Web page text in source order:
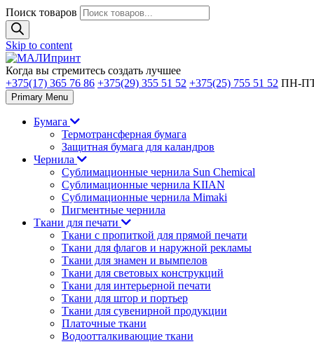
Поиск товаров
Skip to content
Когда вы стремитесь создать лучшее
+375(17) 365 76 86 +375(29) 355 51 52 +375(25) 755 51 52 ПН-ПТ
Primary Menu
Бумага
Термотрансферная бумага
Защитная бумага для каландров
Чернила
Сублимационные чернила Sun Chemical
Сублимационные чернила KIIAN
Сублимационные чернила Mimaki
Пигментные чернила
Ткани для печати
Ткани с пропиткой для прямой печати
Ткани для флагов и наружной рекламы
Ткани для знамен и вымпелов
Ткани для световых конструкций
Ткани для интерьерной печати
Ткани для штор и портьер
Ткани для сувенирной продукции
Платочные ткани
Водоотталкивающие ткани